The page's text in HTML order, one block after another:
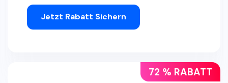
Jetzt Rabatt Sichern
72 % RABATT